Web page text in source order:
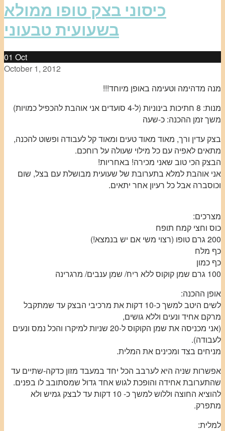
כיסוני בצק טופו ממולא
בשעועית טבעוני
01 Oct
October 1, 2012
מנה מדהימה וטעימה באופן מיוחד!!!
מנות: 8 חתיכות בינוניות (ל-4 סועדים אני אוהבת להכפיל כמויות)
משך זמן ההכנה: כ-שעה
בצק עדין ורך, מאוד מאוד טעים ומאוד קל לעבודה ופשוט להכנה,
מתאים לאפיה עם כל מילוי שעולה על רוחכם.
הבצק הכי טוב שאני מכירה! באחריות!
אני אוהבת למלא בתערובת של שעועית מבושלת עם בצל, שום
וכוסברה אבל כל רעיון אחר יתאים.
מצרכים:
כוס וחצי קמח תופח
200 גרם טופו (רצוי משי אם יש בנמצא!)
כף מלח
כף כמון
100 גרם שמן קוקוס ללא ריח/ שמן ענבים/ מרגרינה
אופן ההכנה:
לשים היטב למשך כ-10 דקות את מרכיבי הבצק עד שמתקבל
מרקם אחיד ונעים וללא גושים,
(אני מכניסה את שמן הקוקוס ל-20 שניות למיקרו והכל נמס ונעים
לעבודה).
מניחים בצד ומכינים את המלית.
אפשרות שניה היא לערבב הכל יחד במעבד מזון כדקה-שתיים עד
שהתערובת אחידה והופכת לגוש אחד גדול שמסתובב לו בפנים.
להוציא החוצה וללוש למשך כ- 10 דקות עד לבצק גמיש ולא
מתפרק.
למלית: